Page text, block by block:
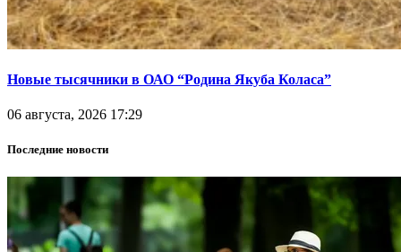
Новые тысячники в ОАО “Родина Якуба Коласа”
06 августа, 2026 17:29
Последние новости